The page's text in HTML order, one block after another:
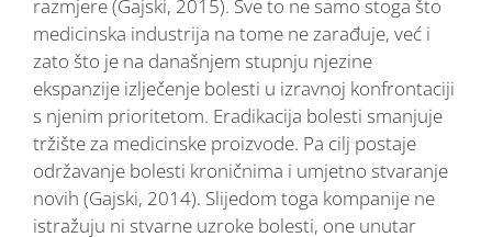
razmjere (Gajski, 2015). Sve to ne samo stoga što
medicinska industrija na tome ne zarađuje, već i
zato što je na današnjem stupnju njezine
ekspanzije izlječenje bolesti u izravnoj konfrontaciji
s njenim prioritetom. Eradikacija bolesti smanjuje
tržište za medicinske proizvode. Pa cilj postaje
održavanje bolesti kroničnima i umjetno stvaranje
novih (Gajski, 2014). Slijedom toga kompanije ne
istražuju ni stvarne uzroke bolesti, one unutar